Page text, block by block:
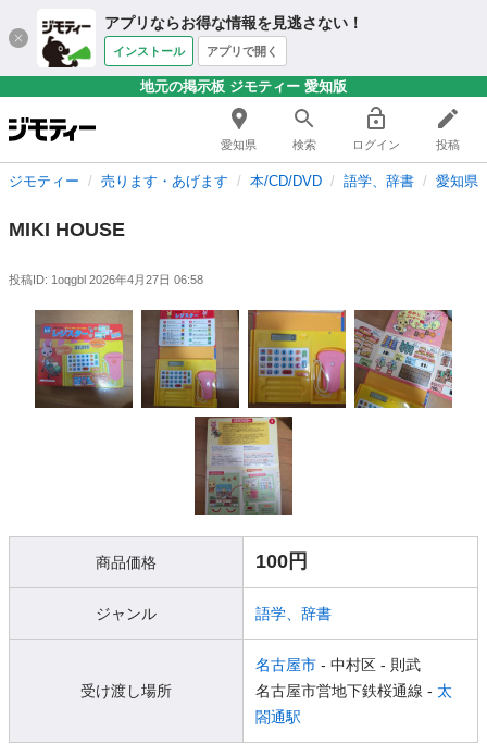
アプリならお得な情報を見逃さない！
インストール アプリで開く
地元の掲示板 ジモティー 愛知版
愛知県 検索 ログイン 投稿
ジモティー 売ります・あげます 本/CD/DVD 語学、辞書 愛知県
MIKI HOUSE
投稿ID: 1oqgbl 2026年4月27日 06:58
商品価格 100円
ジャンル 語学、辞書
受け渡し場所
名古屋市 - 中村区 - 則武
名古屋市営地下鉄桜通線 - 太
閤通駅